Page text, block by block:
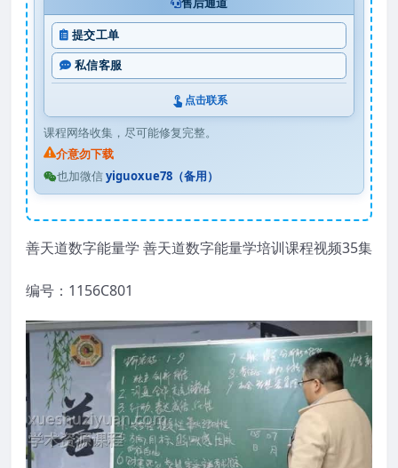
提交工单
私信客服
点击联系
课程网络收集，尽可能修复完整。
介意勿下载
也加微信yiguoxue78（备用）
善天道数字能量学 善天道数字能量学培训课程视频35集
编号：1156C801